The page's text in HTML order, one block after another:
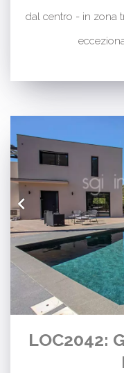
dal centro - in zona
LOC2042: